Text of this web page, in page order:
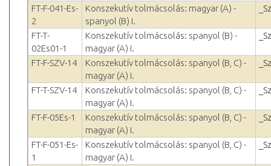
FT-F-041-Es-
2
Konszekutív tolmácsolás: magyar (A) -
spanyol (B) I.
FT-T-
02Es01-1
Konszekutív tolmácsolás: spanyol (B) -
magyar (A) I.
FT-F-SZV-14
Konszekutív tolmácsolás: spanyol (B, C) -
magyar (A) I.
FT-T-SZV-14
Konszekutív tolmácsolás: spanyol (B, C) -
magyar (A) I.
FT-F-05Es-1
Konszekutív tolmácsolás: spanyol (B, C) -
magyar (A) I.
FT-F-051-Es-
1
Konszekutív tolmácsolás: spanyol (B, C) -
magyar (A) I.